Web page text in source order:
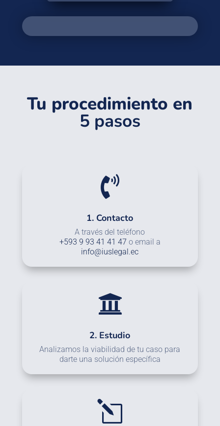
Tu procedimiento en
5 pasos

1. Contacto
A través del teléfono
+593 9 93 41 41 47 o email a
info@iuslegal.ec

2. Estudio
Analizamos la viabilidad de tu caso para
darte una solución específica
l